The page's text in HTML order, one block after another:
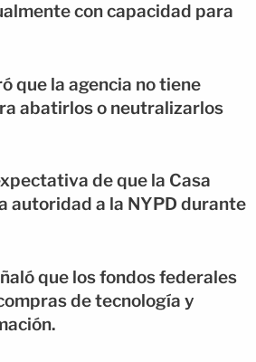
con capacidad para
que la agencia no tiene
abatirlos o neutralizarlos
de que la Casa
autoridad a la NYPD durante
que los fondos federales
de tecnología y